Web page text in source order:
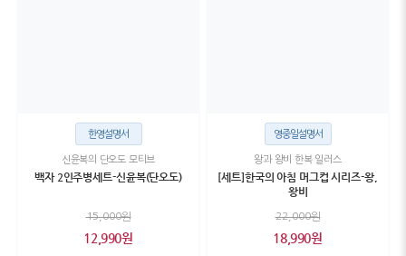
한영설명서
신윤복의 단오도 모티브
백자 2인주병세트-신윤복(단오도)
15,000원
12,990원
영중일설명서
왕과 왕비 한복 일러스
[세트]한국의 아침 머그컵 시리즈-왕,
왕비
22,000원
18,990원